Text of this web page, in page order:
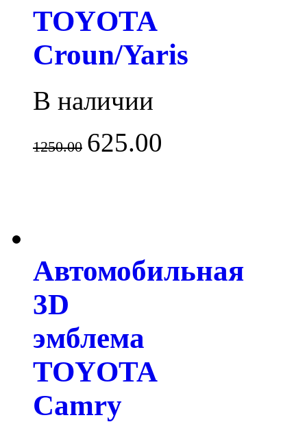
TOYOTA
Croun/Yaris
В наличии
1250.00 625.00
Автомобильная
3D
эмблема
TOYOTA
Camry